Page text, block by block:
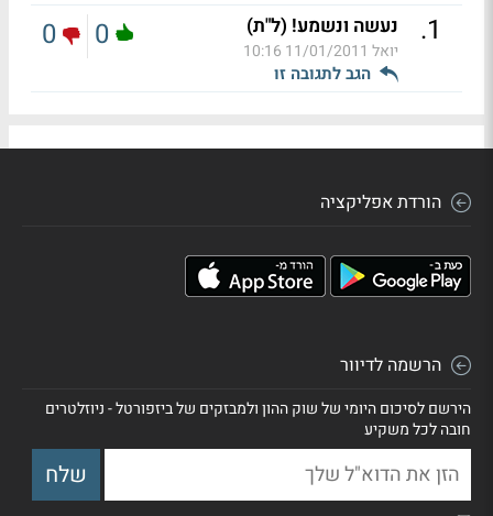
1
. נעשה ונשמע! (ל"ת)
יואל 11/01/2011 10:16
הגב לתגובה זו
0
0
הורדת אפליקציה
הרשמה לדיוור
הירשם לסיכום היומי של שוק ההון ולמבזקים של ביזפורטל - ניוזלטרים
חובה לכל משקיע